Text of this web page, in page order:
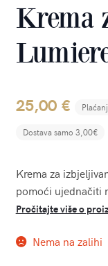
Krema
25,00 €
Dostava samo 3,00€
Krema za
pomoći ujednačiti
Pročitajte više o
Nema na zalihi